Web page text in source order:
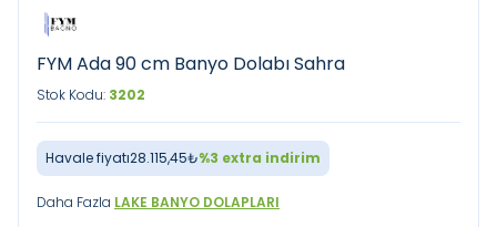
FYM Ada 90 cm Banyo Dolabı Sahra
Stok Kodu: 3202
Havale fiyatı28.115,45₺%3 extra indirim
Daha Fazla LAKE BANYO DOLAPLARI